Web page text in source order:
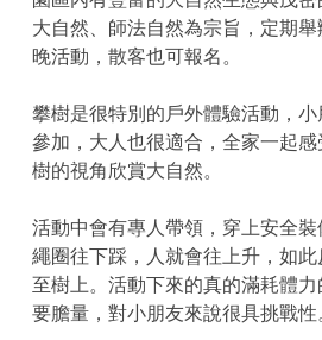
大自然、師法自然為宗旨，定期
晚活動，散客也可報名。
攀樹是很特別的戶外體驗活動，
參加，大人也很適合，全家一起
樹的視角欣賞大自然。
活動中會有專人帶領，穿上安全
繩圈往下踩，人就會往上升，如
至樹上。活動下來的真的滿耗體
要膽量，對小朋友來說很具挑戰性